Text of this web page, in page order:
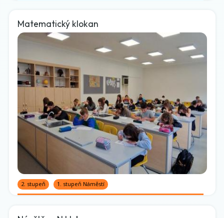
Matematický klokan
2. stupeň 1. stupeň Náměstí